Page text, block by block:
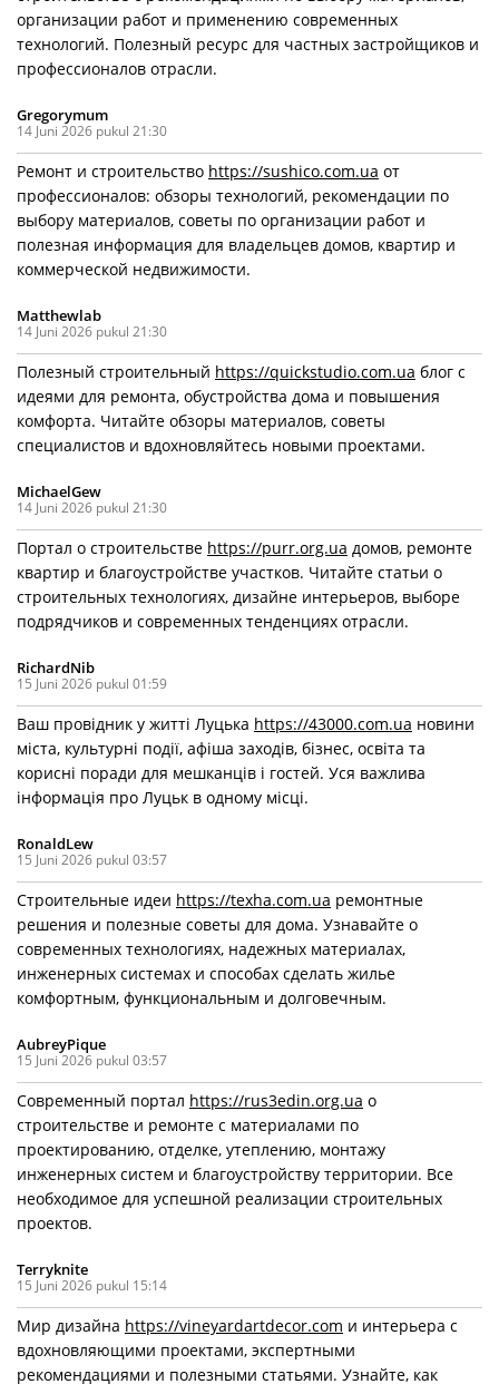
организации работ и применению современных
технологий. Полезный ресурс для частных застройщиков и
профессионалов отрасли.
Gregorymum
14 Juni 2026 pukul 21:30
Ремонт и строительство https://sushico.com.ua от
профессионалов: обзоры технологий, рекомендации по
выбору материалов, советы по организации работ и
полезная информация для владельцев домов, квартир и
коммерческой недвижимости.
Matthewlab
14 Juni 2026 pukul 21:30
Полезный строительный https://quickstudio.com.ua блог с
идеями для ремонта, обустройства дома и повышения
комфорта. Читайте обзоры материалов, советы
специалистов и вдохновляйтесь новыми проектами.
MichaelGew
14 Juni 2026 pukul 21:30
Портал о строительстве https://purr.org.ua домов, ремонте
квартир и благоустройстве участков. Читайте статьи о
строительных технологиях, дизайне интерьеров, выборе
подрядчиков и современных тенденциях отрасли.
RichardNib
15 Juni 2026 pukul 01:59
Ваш провідник у житті Луцька https://43000.com.ua новини
міста, культурні події, афіша заходів, бізнес, освіта та
корисні поради для мешканців і гостей. Уся важлива
інформація про Луцьк в одному місці.
RonaldLew
15 Juni 2026 pukul 03:57
Строительные идеи https://texha.com.ua ремонтные
решения и полезные советы для дома. Узнавайте о
современных технологиях, надежных материалах,
инженерных системах и способах сделать жилье
комфортным, функциональным и долговечным.
AubreyPique
15 Juni 2026 pukul 03:57
Современный портал https://rus3edin.org.ua о
строительстве и ремонте с материалами по
проектированию, отделке, утеплению, монтажу
инженерных систем и благоустройству территории. Все
необходимое для успешной реализации строительных
проектов.
Terryknite
15 Juni 2026 pukul 15:14
Мир дизайна https://vineyardartdecor.com и интерьера с
вдохновляющими проектами, экспертными
рекомендациями и полезными статьями. Узнайте, как